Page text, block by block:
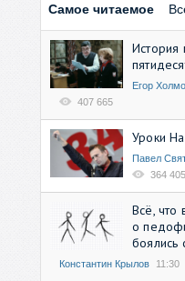
Самое читаемое
История
Егор
407 665
Уроки
Павел
364 405
Всё, что
о
боялись
Константин Крылов 11:30